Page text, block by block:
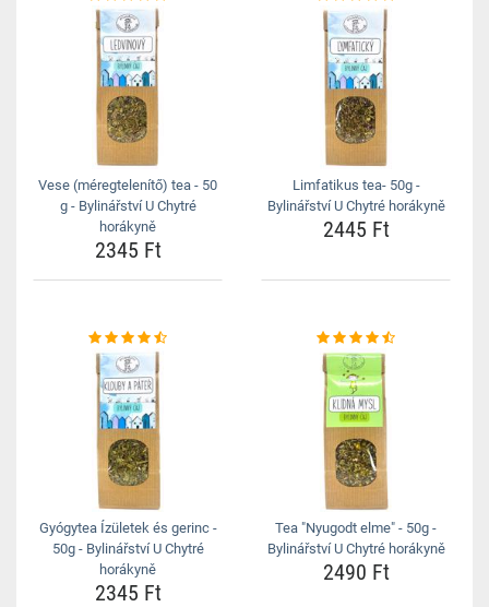
Vese (méregtelenítő) tea - 50
g - Bylinářství U Chytré
horákyně
2345 Ft
Limfatikus tea- 50g -
Bylinářství U Chytré horákyně
2445 Ft
Gyógytea Ízületek és gerinc -
50g - Bylinářství U Chytré
horákyně
2345 Ft
Tea "Nyugodt elme" - 50g -
Bylinářství U Chytré horákyně
2490 Ft